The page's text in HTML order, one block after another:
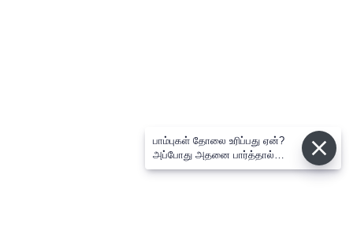
பாம்புகள் தோலை உரிப்பது ஏன்?
அப்போது அதனை பார்த்தால்
பழிவாங்குமா?